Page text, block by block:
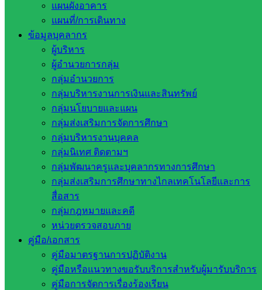
แผนผังอาคาร
แผนที่/การเดินทาง
ข้อมูลบุคลากร
ผู้บริหาร
ผู้อำนวยการกลุ่ม
กลุ่มอำนวยการ
กลุ่มบริหารงานการเงินและสินทรัพย์
กลุ่มนโยบายและแผน
กลุ่มส่งเสริมการจัดการศึกษา
กลุ่มบริหารงานบุคคล
กลุ่มนิเทศ ติดตามฯ
กลุ่มพัฒนาครูและบุคลากรทางการศึกษา
กลุ่มส่งเสริมการศึกษาทางไกลเทคโนโลยีและการ
สื่อสาร
กลุ่มกฎหมายและคดี
หน่วยตรวจสอบภาย
คู่มือ/เอกสาร
คู่มือมาตรฐานการปฏิบัติงาน
คู่มือหรือแนวทางขอรับบริการสำหรับผู้มารับบริการ
คู่มือการจัดการเรื่องร้องเรียน
สตง-PowerPoint-สพฐ-รุ่น-3-ผอ.เขต-ณ-15-02-66
Post Views: 363
กฎหมายและคดี
หน่วยงาน
ที่เกี่ยวข้อง
กระทรวง
ศึกษาธิการ
กระทรวง
การ